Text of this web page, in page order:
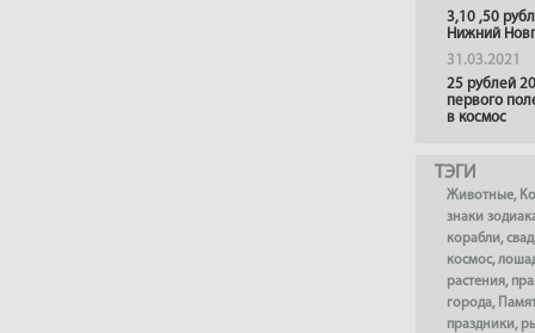
3,10 ,50
Нижний
31.03.2021
25 рублей
первого
в космос
ТЭГИ
Животные,
знаки
корабли,
космос,
растения,
города,
праздники,